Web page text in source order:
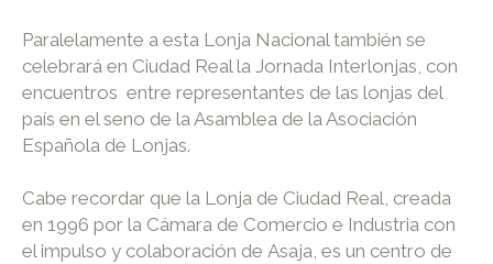
Paralelamente a esta Lonja Nacional también se
celebrará en Ciudad Real la Jornada Interlonjas, con
encuentros entre representantes de las lonjas del
país en el seno de la Asamblea de la Asociación
Española de Lonjas.
Cabe recordar que la Lonja de Ciudad Real, creada
en 1996 por la Cámara de Comercio e Industria con
el impulso y colaboración de Asaja, es un centro de